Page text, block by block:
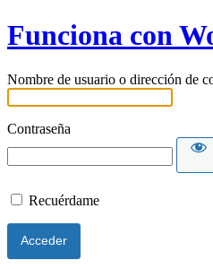
Funciona con
Nombre de usuario o dirección de
Contraseña
Recuérdame